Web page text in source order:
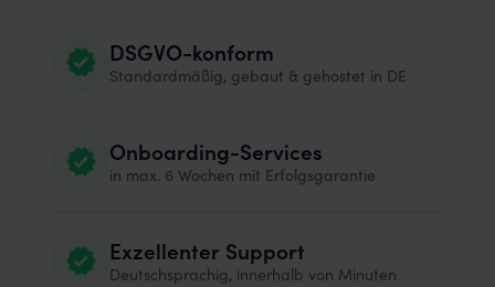
DSGVO-konform
Standardmäßig, gebaut & gehostet in DE
Onboarding-Services
in max. 6 Wochen mit Erfolgsgarantie
Exzellenter Support
Deutschsprachig, innerhalb von Minuten